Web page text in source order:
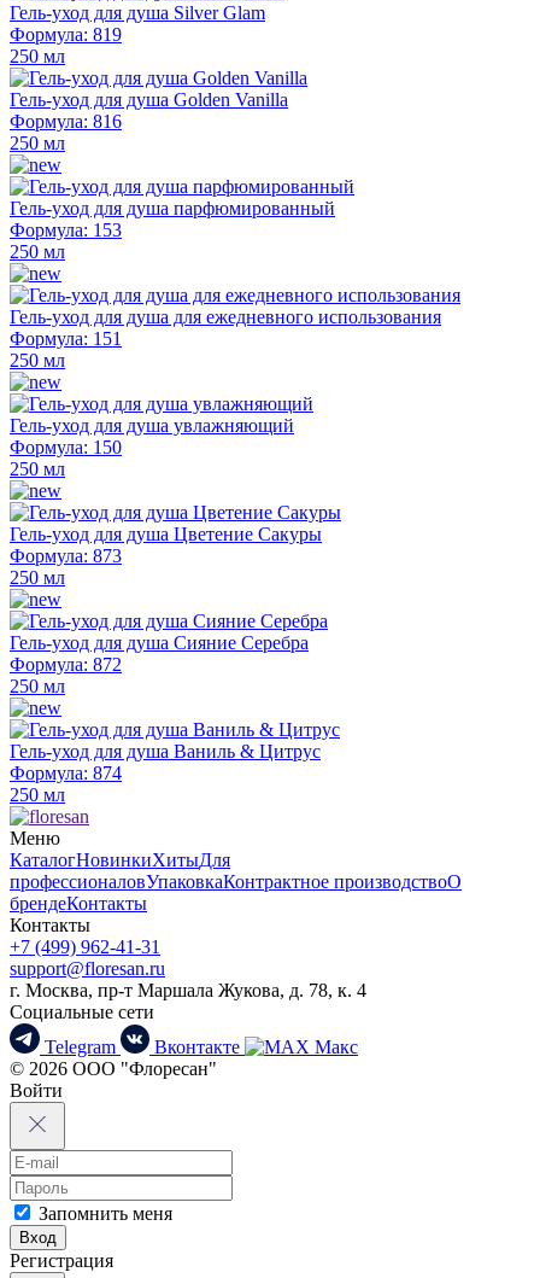
Гель-уход для душа Silver Glam
Формула: 819
250 мл
Гель-уход для душа Golden Vanilla
Формула: 816
250 мл
Гель-уход для душа парфюмированный
Формула: 153
250 мл
Гель-уход для душа для ежедневного использования
Формула: 151
250 мл
Гель-уход для душа увлажняющий
Формула: 150
250 мл
Гель-уход для душа Цветение Сакуры
Формула: 873
250 мл
Гель-уход для душа Сияние Серебра
Формула: 872
250 мл
Гель-уход для душа Ваниль & Цитрус
Формула: 874
250 мл
Меню
КаталогНовинкиХитыДля
профессионаловУпаковкаКонтрактное производствоО
брендеКонтакты
Контакты
+7 (499) 962-41-31
support@floresan.ru
г. Москва, пр-т Маршала Жукова, д. 78, к. 4
Социальные сети
Telegram
Вконтакте
Макс
© 2026 ООО "Флоресан"
Войти
Запомнить меня
Вход
Регистрация